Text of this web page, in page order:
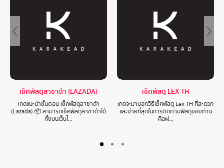
เช็คพัสดุลาซาด้า (LAZADA)
เกดแนะนำขั้นตอน เช็คพัสดุลาซาด้า
(Lazada) 📦 สามารถเช็คพัสดุลาซาด้าได้
ทั้งบนเว็บไ…
เช็คพัสดุ LEX TH
เกดจะมาบอกวิธีเช็คพัสดุ Lex TH ที่สะดวก
และง่ายที่สุดในการติดตามพัสดุของท่าน
คือผ่…